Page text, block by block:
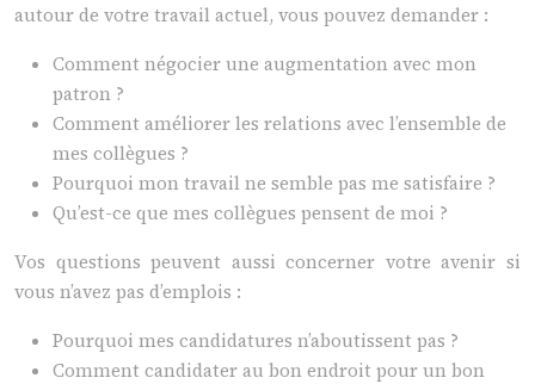
autour de votre travail actuel, vous pouvez demander :
Comment négocier une augmentation avec mon
patron ?
Comment améliorer les relations avec l’ensemble de
mes collègues ?
Pourquoi mon travail ne semble pas me satisfaire ?
Qu’est-ce que mes collègues pensent de moi ?
Vos questions peuvent aussi concerner votre avenir si
vous n’avez pas d’emplois :
Pourquoi mes candidatures n’aboutissent pas ?
Comment candidater au bon endroit pour un bon